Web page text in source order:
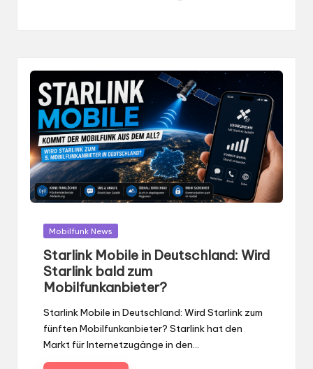
Gepostet
in
Mobilfunk News
Starlink Mobile in Deutschland: Wird
Starlink bald zum
Mobilfunkanbieter?
Starlink Mobile in Deutschland: Wird Starlink zum
Markt für Internetzugänge in den…
Beitrag lesen
von
vonDejan 8. Juni 2026